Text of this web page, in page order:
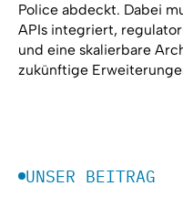
Police abdeckt. Dabei
APIs integriert,
und eine skalierbare
zukünftige
UNSER BEITRAG